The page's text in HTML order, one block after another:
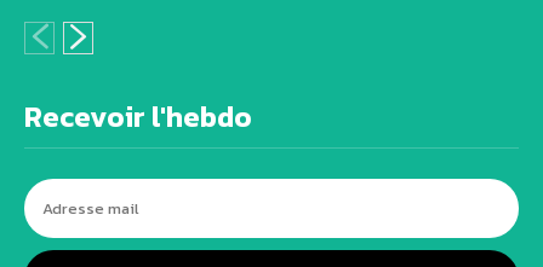
Recevoir l'hebdo